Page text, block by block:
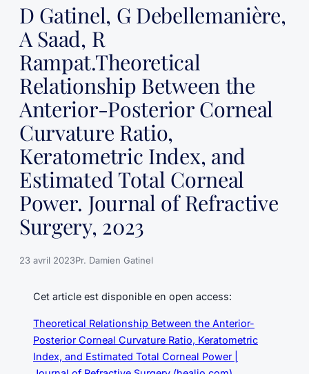
D Gatinel, G Debellemanière,
A Saad, R
Rampat.Theoretical
Relationship Between the
Anterior-Posterior Corneal
Curvature Ratio,
Keratometric Index, and
Estimated Total Corneal
Power. Journal of Refractive
Surgery, 2023
23 avril 2023Pr. Damien Gatinel
Cet article est disponible en open access:
Theoretical Relationship Between the Anterior-
Posterior Corneal Curvature Ratio, Keratometric
Index, and Estimated Total Corneal Power |